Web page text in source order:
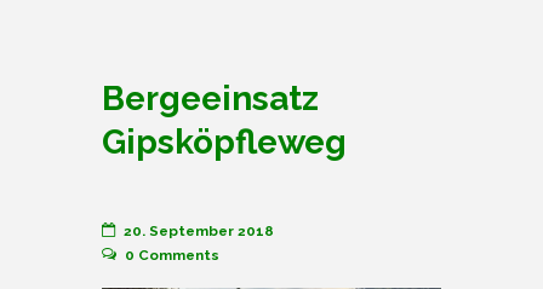
Bergeeinsatz
Gipsköpfleweg
20. September 2018
0 Comments